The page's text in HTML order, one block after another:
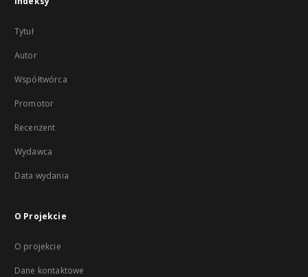
Tytuł
Autor
Współtwórca
Promotor
Recenzent
Wydawca
Data wydania
O Projekcie
O projekcie
Dane kontaktowe